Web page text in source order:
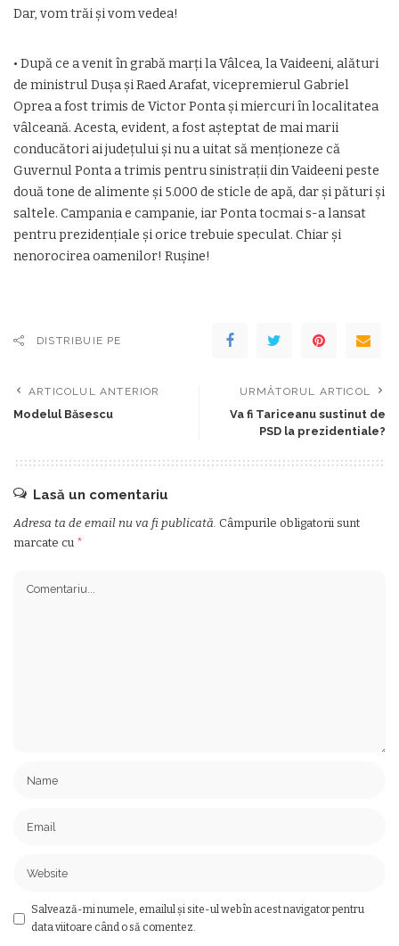
Dar, vom trăi şi vom vedea!
• După ce a venit în grabă marţi la Vâlcea, la Vaideeni, alături
de ministrul Duşa şi Raed Arafat, vicepremierul Gabriel
Oprea a fost trimis de Victor Ponta şi miercuri în localitatea
vâlceană. Acesta, evident, a fost aşteptat de mai marii
conducători ai judeţului şi nu a uitat să menţioneze că
Guvernul Ponta a trimis pentru sinistraţii din Vaideeni peste
două tone de alimente şi 5.000 de sticle de apă, dar şi pături şi
saltele. Campania e campanie, iar Ponta tocmai s-a lansat
pentru prezidenţiale şi orice trebuie speculat. Chiar şi
nenorocirea oamenilor! Ruşine!
DISTRIBUIE PE
ARTICOLUL ANTERIOR
Modelul Băsescu
URMĂTORUL ARTICOL
Va fi Tariceanu sustinut de
PSD la prezidentiale?
Lasă un comentariu
Adresa ta de email nu va fi publicată. Câmpurile obligatorii sunt
marcate cu *
Salvează-mi numele, emailul și site-ul web în acest navigator pentru
data viitoare când o să comentez.